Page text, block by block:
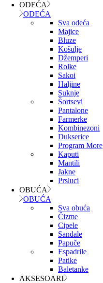
ODEĆA
ODEĆA
Sva odeća
Majice
Bluze
Košulje
Džemperi
Rolke
Sakoi
Haljine
Suknje
Šortsevi
Pantalone
Farmerke
Kombinezoni
Dukserice
Program More
Kaputi
Mantili
Jakne
Prsluci
OBUĆA
OBUĆA
Sva obuća
Čizme
Cipele
Sandale
Papuče
Espadrile
Patike
Baletanke
AKSESOARI